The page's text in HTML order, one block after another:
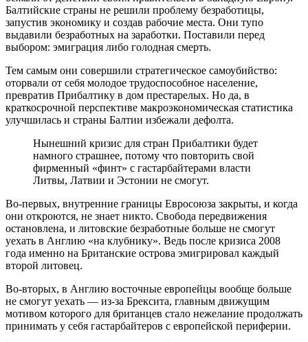
Балтийские страны не решили проблему безработицы,
запустив экономику и создав рабочие места. Они тупо
выдавили безработных на заработки. Поставили перед
выбором: эмиграция либо голодная смерть.
Тем самым они совершили стратегическое самоубийство:
оторвали от себя молодое трудоспособное население,
превратив Прибалтику в дом престарелых. Но да, в
краткосрочной перспективе макроэкономическая статистика
улучшилась и страны Балтии избежали дефолта.
Нынешний кризис для стран Прибалтики будет
намного страшнее, потому что повторить свой
фирменный «финт» с гастарбайтерами власти
Литвы, Латвии и Эстонии не смогут.
Во-первых, внутренние границы Евросоюза закрыты, и когда
они откроются, не знает никто. Свобода передвижения
остановлена, и литовские безработные больше не смогут
уехать в Англию «на клубнику». Ведь после кризиса 2008
года именно на Британские острова эмигрировал каждый
второй литовец.
Во-вторых, в Англию восточные европейцы вообще больше
не смогут уехать — из-за Брексита, главным движущим
мотивом которого для британцев стало нежелание продолжать
принимать у себя гастарбайтеров с европейской периферии.